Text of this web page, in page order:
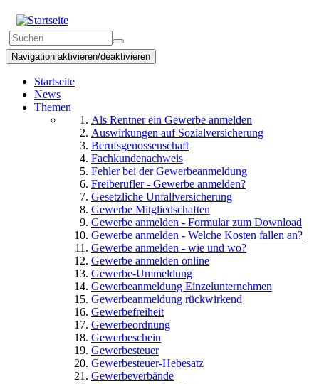
Direkt
zum
Inhalt
Suchformular
Suchen
Navigation aktivieren/deaktivieren
Startseite
News
Themen
Als Rentner ein Gewerbe anmelden
Auswirkungen auf Sozialversicherung
Berufsgenossenschaft
Fachkundenachweis
Fehler bei der Gewerbeanmeldung
Freiberufler - Gewerbe anmelden?
Gesetzliche Unfallversicherung
Gewerbe Mitgliedschaften
Gewerbe anmelden - Formular zum Download
Gewerbe anmelden - Welche Kosten fallen an?
Gewerbe anmelden - wie und wo?
Gewerbe anmelden online
Gewerbe-Ummeldung
Gewerbeanmeldung Einzelunternehmen
Gewerbeanmeldung rückwirkend
Gewerbefreiheit
Gewerbeordnung
Gewerbeschein
Gewerbesteuer
Gewerbesteuer-Hebesatz
Gewerbeverbände